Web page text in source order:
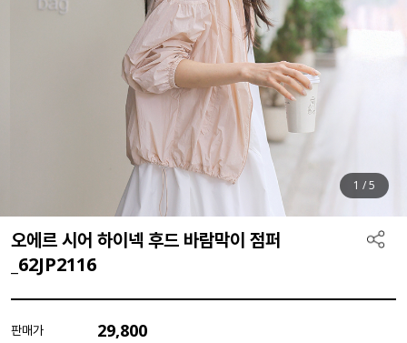
1 /5
오에르 시어 하이넥 후드 바람막이 점퍼
_62JP2116
판매가 29,800